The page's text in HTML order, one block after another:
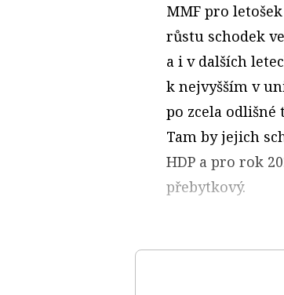
MMF pro
růstu schodek
a i v dalších
k nejvyšším v
po zcela
Tam by jejich
HDP a pro rok
přebytkový.